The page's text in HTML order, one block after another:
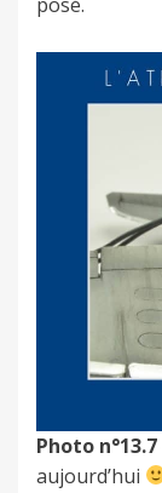
Photo n°13.7
aujourd’hui